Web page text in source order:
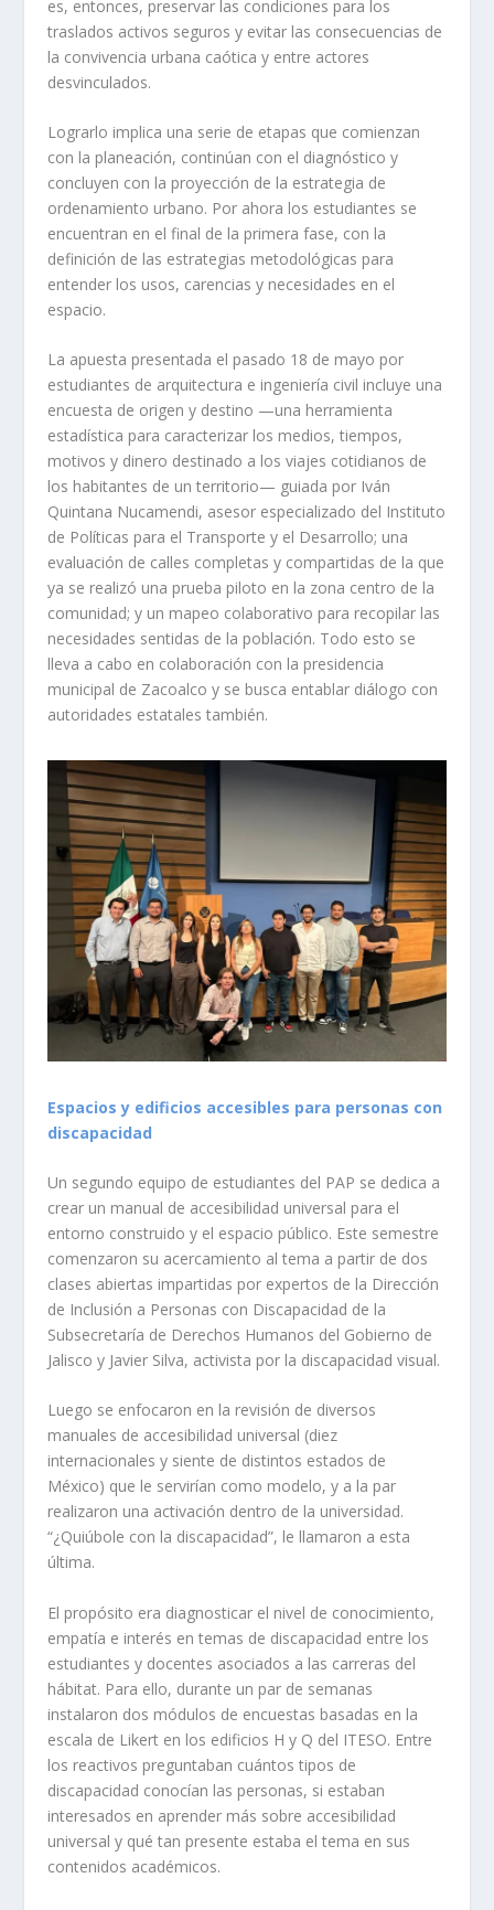
es, entonces, preservar las condiciones para los
traslados activos seguros y evitar las consecuencias de
la convivencia urbana caótica y entre actores
desvinculados.
Lograrlo implica una serie de etapas que comienzan
con la planeación, continúan con el diagnóstico y
concluyen con la proyección de la estrategia de
ordenamiento urbano. Por ahora los estudiantes se
encuentran en el final de la primera fase, con la
definición de las estrategias metodológicas para
entender los usos, carencias y necesidades en el
espacio.
La apuesta presentada el pasado 18 de mayo por
estudiantes de arquitectura e ingeniería civil incluye una
encuesta de origen y destino —una herramienta
estadística para caracterizar los medios, tiempos,
motivos y dinero destinado a los viajes cotidianos de
los habitantes de un territorio— guiada por Iván
Quintana Nucamendi, asesor especializado del Instituto
de Políticas para el Transporte y el Desarrollo; una
evaluación de calles completas y compartidas de la que
ya se realizó una prueba piloto en la zona centro de la
comunidad; y un mapeo colaborativo para recopilar las
necesidades sentidas de la población. Todo esto se
lleva a cabo en colaboración con la presidencia
municipal de Zacoalco y se busca entablar diálogo con
autoridades estatales también.
Espacios y edificios accesibles para personas con
discapacidad
Un segundo equipo de estudiantes del PAP se dedica a
crear un manual de accesibilidad universal para el
entorno construido y el espacio público. Este semestre
comenzaron su acercamiento al tema a partir de dos
clases abiertas impartidas por expertos de la Dirección
de Inclusión a Personas con Discapacidad de la
Subsecretaría de Derechos Humanos del Gobierno de
Jalisco y Javier Silva, activista por la discapacidad visual.
Luego se enfocaron en la revisión de diversos
manuales de accesibilidad universal (diez
internacionales y siente de distintos estados de
México) que le servirían como modelo, y a la par
realizaron una activación dentro de la universidad.
“¿Quiúbole con la discapacidad”, le llamaron a esta
última.
El propósito era diagnosticar el nivel de conocimiento,
empatía e interés en temas de discapacidad entre los
estudiantes y docentes asociados a las carreras del
hábitat. Para ello, durante un par de semanas
instalaron dos módulos de encuestas basadas en la
escala de Likert en los edificios H y Q del ITESO. Entre
los reactivos preguntaban cuántos tipos de
discapacidad conocían las personas, si estaban
interesados en aprender más sobre accesibilidad
universal y qué tan presente estaba el tema en sus
contenidos académicos.